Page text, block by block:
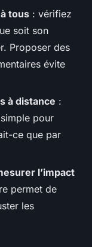
tous : vérifiez
soit son
Proposer des
évite
à distance :
pour
ce que par
l’impact
permet de
les